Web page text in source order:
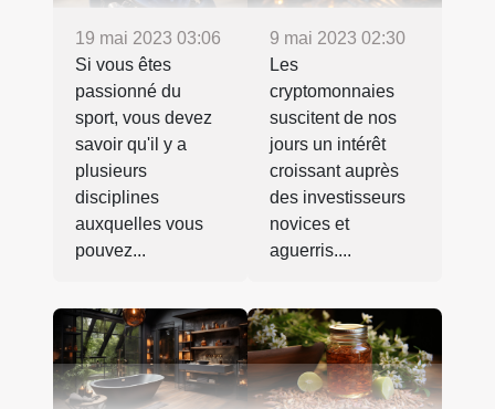
19 mai 2023 03:06
Si vous êtes
passionné du
sport, vous devez
savoir qu'il y a
plusieurs
disciplines
auxquelles vous
pouvez...
9 mai 2023 02:30
Les
cryptomonnaies
suscitent de nos
jours un intérêt
croissant auprès
des investisseurs
novices et
aguerris....